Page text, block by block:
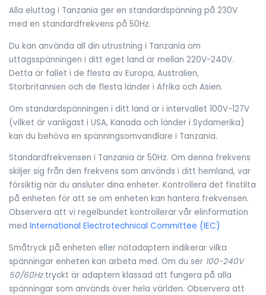
Alla eluttag i Tanzania ger en standardspänning på 230V
med en standardfrekvens på 50Hz.
Du kan använda all din utrustning i Tanzania om
uttagsspänningen i ditt eget land är mellan 220V-240V.
Detta är fallet i de flesta av Europa, Australien,
Storbritannien och de flesta länder i Afrika och Asien.
Om standardspänningen i ditt land är i intervallet 100V-127V
(vilket är vanligast i USA, Kanada och länder i Sydamerika)
kan du behöva en spänningsomvandlare i Tanzania.
Standardfrekvensen i Tanzania är 50Hz. Om denna frekvens
skiljer sig från den frekvens som används i ditt hemland, var
försiktig när du ansluter dina enheter. Kontrollera det finstilta
på enheten för att se om enheten kan hantera frekvensen.
Observera att vi regelbundet kontrollerar vår elinformation
med International Electrotechnical Committee (IEC)
Småtryck på enheten eller nätadaptern indikerar vilka
spänningar enheten kan arbeta med. Om du ser 100-240V
50/60Hztryckt är adaptern klassad att fungera på alla
spänningar som används över hela världen. Observera att